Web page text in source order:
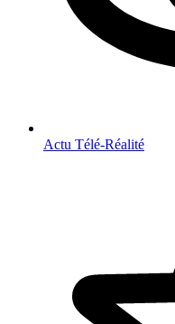
Actu Télé-Réalité